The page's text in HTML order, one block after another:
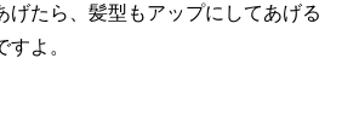
げたら、髪型もアップにしてあげる
よ。